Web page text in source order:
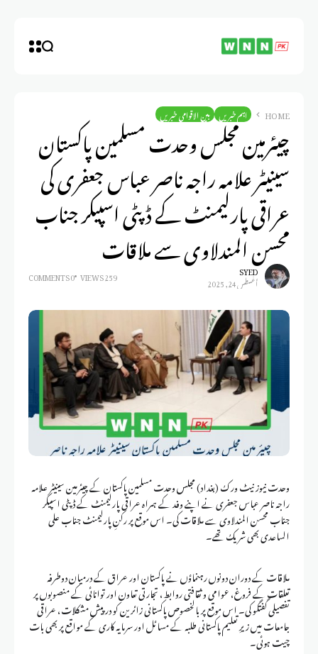
HOME اہم خبریں بین الاقوامی خبریں
چیئرمین مجلس وحدت مسلمین پاکستان
سینیٹر علامہ راجہ ناصر عباس جعفری کی
عراقی پارلیمنٹ کے ڈپٹی اسپیکر جناب
محسن المندلاوی سے ملاقات
SYED
أغسطس 24, 2025 259 VIEWS
0 COMMENTS
وحدت نیوز نیٹ ورک (بغداد) مجلس وحدت مسلمین پاکستان کے چیئرمین سینیٹر علامہ
راجہ ناصر عباس جعفری نے اپنے وفد کے ہمراہ عراقی پارلیمنٹ کے ڈپٹی اسپیکر
جناب محسن المندلاوی سے ملاقات کی۔ اس موقع پر رکنِ پارلیمنٹ جناب علی
الساعدی بھی شریک تھے۔
‏ملاقات کے دوران دونوں رہنماؤں نے پاکستان اور عراق کے درمیان دوطرفہ
تعلقات کے فروغ، عوامی و ثقافتی روابط، تجارتی تعاون اور توانائی کے منصوبوں پر
تفصیلی گفتگو کی۔ اس موقع پر بالخصوص پاکستانی زائرین کو درپیش مشکلات، عراقی
جامعات میں زیرِ تعلیم پاکستانی طلبہ کے مسائل اور سرمایہ کاری کے مواقع پر بھی بات
چیت ہوئی۔